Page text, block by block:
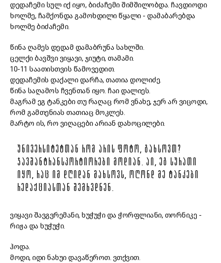
დედაჩემი სულ იქ იყო, ბიძაჩემი შიმშილობდა. ჩავდიოდი
ხოლმე, ჩამქონდა გამოხდილი წყალი - დამაბარებდა
ხოლმე ბიძაჩემი.
წინა ღამეს დედამ დამაბრუნა სახლში.
ცელქი ბავშვი ვიყავი, ჯიუტი, თამამი.
10-11 საათისთვის წამოვედით.
დედაჩემის დაქალი დარჩა, თათია დოლიძე.
წინა საღამოს ჩვენთან იყო. ჩაი დალიეს.
მაგრამ ეგ ტანკები თუ რაღაც რომ ვნახე, ჯერ არ ვიცოდი,
რომ გამთენიას თათიაც მოკლეს.
მარტო ის, რო ვიღაცები არიან დახოცილები.
ᲣᲜᲘᲕᲔᲠᲡᲘᲢᲔᲢᲗᲐᲜ ᲠᲝᲛ ᲐᲠᲘᲡ ᲤᲝᲢᲝ, ᲒᲐᲮᲡᲝᲕᲗ?
ᲯᲐᲕᲨᲐᲜᲢᲠᲐᲜᲡᲞᲝᲠᲢᲘᲝᲠᲔᲑᲘ ᲛᲝᲓᲘᲐᲜ. ᲐᲘ, ᲔᲒ ᲡᲣᲠᲐᲗᲘ
ᲘᲧᲝ, ᲠᲐᲪ ᲘᲛ ᲓᲦᲘᲓᲐᲜ ᲛᲐᲮᲡᲝᲕᲡ, ᲝᲦᲝᲜᲓ ᲛᲔ ᲢᲐᲜᲙᲔᲑᲘ
ᲠᲔᲓᲐᲥᲪᲘᲐᲡᲗᲐᲜ ᲨᲔᲛᲮᲕᲓᲜᲔᲜ.
ვიყავი შავგვრემანი, ხუჭუჭი და ჭორფლიანი, თორნიკე -
რიჟა და ხუჭუჭი.
ჰოდა.
მოდი, იდი ნახუი დავაწეროთ. ვთქვით.